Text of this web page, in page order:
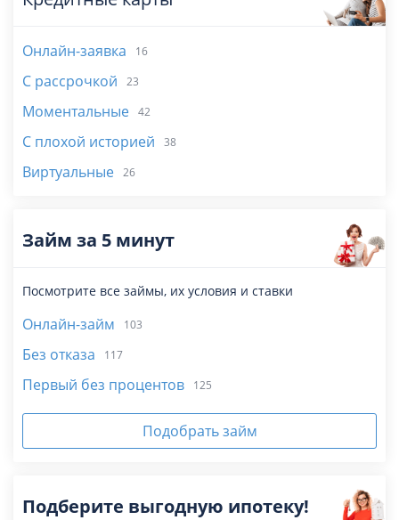
Онлайн-заявка 16
С рассрочкой 23
Моментальные 42
С плохой историей 38
Виртуальные 26
Займ за 5 минут
Посмотрите все займы, их условия и ставки
Онлайн-займ 103
Без отказа 117
Первый без процентов 125
Подобрать займ
Подберите выгодную ипотеку!